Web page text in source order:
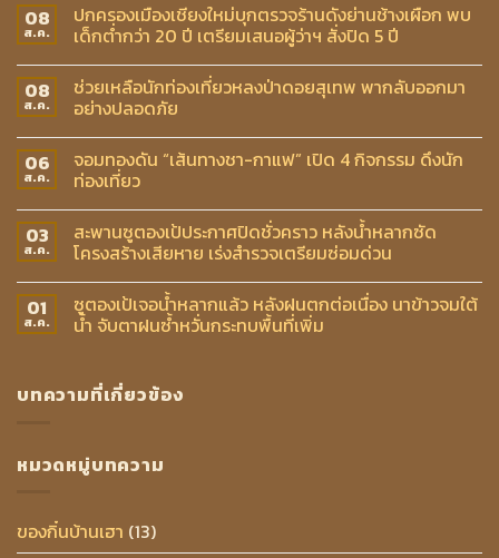
08
ส.ค.
ปกครองเมืองเชียงใหม่บุกตรวจร้านดังย่านช้างเผือก พบ
เด็กต่ำกว่า 20 ปี เตรียมเสนอผู้ว่าฯ สั่งปิด 5 ปี
08
ส.ค.
ช่วยเหลือนักท่องเที่ยวหลงป่าดอยสุเทพ พากลับออกมา
อย่างปลอดภัย
06
ส.ค.
จอมทองดัน “เส้นทางชา-กาแฟ” เปิด 4 กิจกรรม ดึงนัก
ท่องเที่ยว
03
ส.ค.
สะพานซูตองเป้ประกาศปิดชั่วคราว หลังน้ำหลากซัด
โครงสร้างเสียหาย เร่งสำรวจเตรียมซ่อมด่วน
01
ส.ค.
ซูตองเป้เจอน้ำหลากแล้ว หลังฝนตกต่อเนื่อง นาข้าวจมใต้
น้ำ จับตาฝนซ้ำหวั่นกระทบพื้นที่เพิ่ม
บทความที่เกี่ยวข้อง
หมวดหมู่บทความ
ของกิ๋นบ้านเฮา (13)